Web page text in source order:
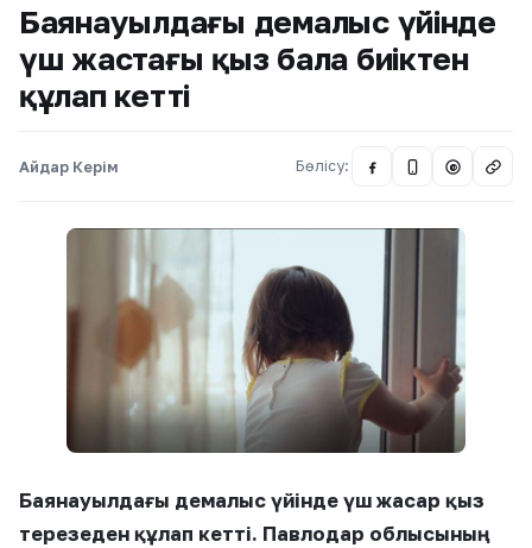
Баянауылдағы демалыс үйінде
үш жастағы қыз бала биіктен
құлап кетті
Айдар Керім Бөлісу: @
Баянауылдағы демалыс үйінде үш жасар қыз
терезеден құлап кетті. Павлодар облысының